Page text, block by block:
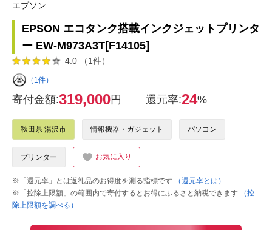
エプソン
EPSON エコタンク搭載インクジェットプリンタ
ー EW-M973A3T[F14105]
4.0 （1件）
（1件）
寄付金額:319,000円 還元率:24%
秋田県 湯沢市 情報機器・ガジェット パソコン
プリンター お気に入り
※「還元率」とは返礼品のお得度を測る指標です
（還元率とは）
※「控除上限額」の範囲内で寄付するとお得にふるさと納税できます
（控
除上限額を調べる）